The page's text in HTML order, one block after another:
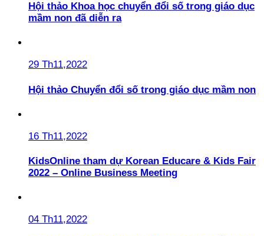
Hội thảo Khoa học chuyển đổi số trong giáo dục
mầm non đã diễn ra
29 Th11,2022
Hội thảo Chuyển đổi số trong giáo dục mầm non
16 Th11,2022
KidsOnline tham dự Korean Educare & Kids Fair
2022 – Online Business Meeting
04 Th11,2022